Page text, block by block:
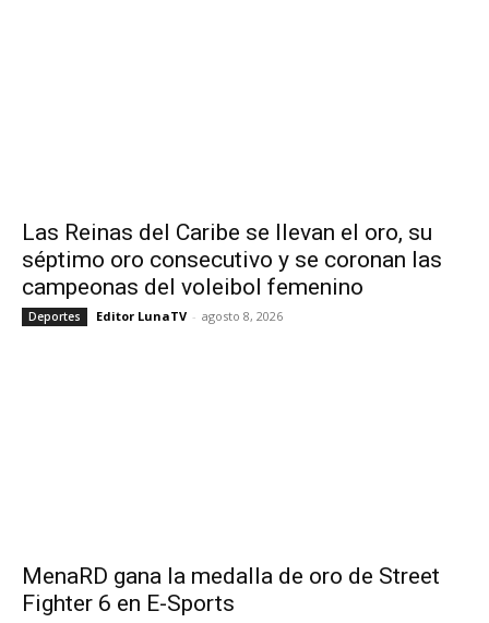
Las Reinas del Caribe se llevan el oro, su
séptimo oro consecutivo y se coronan las
campeonas del voleibol femenino
Deportes Editor LunaTV - agosto 8, 2026
MenaRD gana la medalla de oro de Street
Fighter 6 en E-Sports